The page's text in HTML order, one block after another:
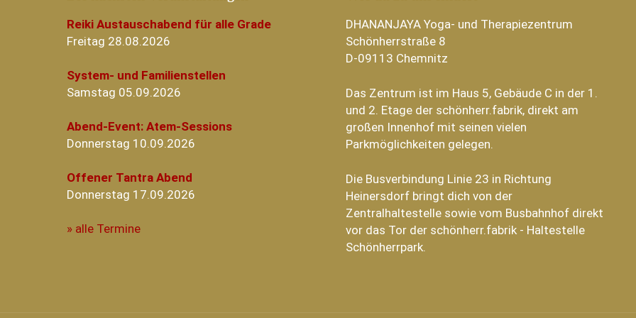
Reiki Austauschabend für alle Grade
Freitag 28.08.2026
System- und Familienstellen
Samstag 05.09.2026
Abend-Event: Atem-Sessions
Donnerstag 10.09.2026
Offener Tantra Abend
Donnerstag 17.09.2026
» alle Termine
DHANANJAYA Yoga- und Therapiezentrum
Schönherrstraße 8
D-09113 Chemnitz
Das Zentrum ist im Haus 5, Gebäude C in der 1.
und 2. Etage der schönherr.fabrik, direkt am
großen Innenhof mit seinen vielen
Parkmöglichkeiten gelegen.
Die Busverbindung Linie 23 in Richtung
Heinersdorf bringt dich von der
Zentralhaltestelle sowie vom Busbahnhof direkt
vor das Tor der schönherr.fabrik - Haltestelle
Schönherrpark.